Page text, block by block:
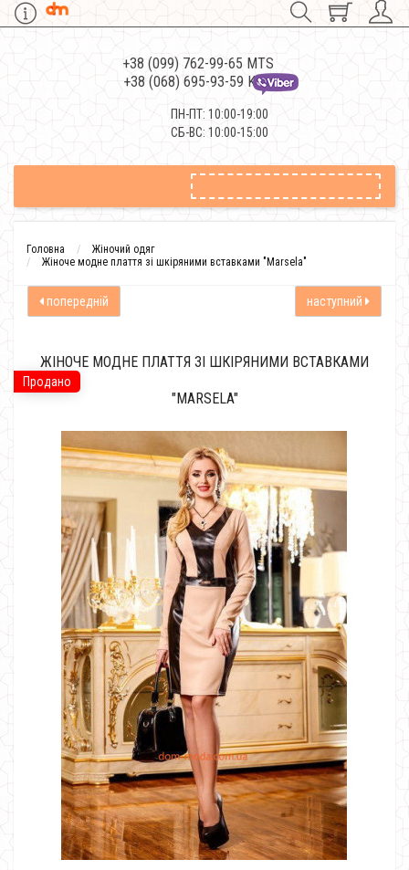
+38 (099) 762-99-65 MTS
+38 (068) 695-93-59 Kievstar
ПН-ПТ: 10:00-19:00
СБ-ВС: 10:00-15:00
Головна
Жіночий одяг
Жіноче модне плаття зі шкіряними вставками "Marsela"
попередній наступний
Продано
ЖІНОЧЕ МОДНЕ ПЛАТТЯ ЗІ ШКІРЯНИМИ ВСТАВКАМИ
"MARSELA"